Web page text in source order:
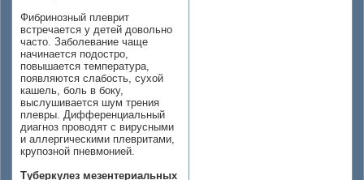
Фибринозный плеврит
встречается у детей довольно
часто. Заболевание чаще
начинается подостро,
повышается температура,
появляются слабость, сухой
кашель, боль в боку,
выслушивается шум трения
плевры. Дифференциальный
диагноз проводят с вирусными
и аллергическими плевритами,
крупозной пневмонией.
Туберкулез мезентериальных